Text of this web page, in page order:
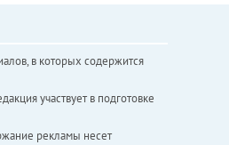
в которых содержится
участвует в подготовке
рекламы несет